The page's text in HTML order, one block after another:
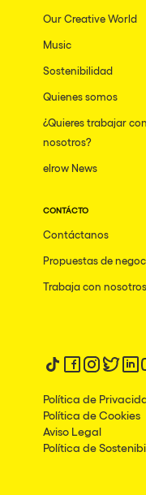
Our Creative World
Music
Sostenibilidad
Quienes somos
¿Quieres trabajar con
nosotros?
elrow News
CONTÁCTO
Contáctanos
Propuestas de
Trabaja con nosotros
Síguenos en
Síguenos en
Síguenos
Política de
Política de Cookies
Aviso Legal
Política de